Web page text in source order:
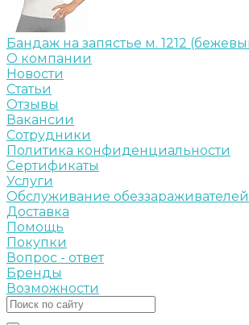
Бандаж на запястье м. 1212
О компании
Новости
Статьи
Отзывы
Вакансии
Сотрудники
Политика конфиденциальности
Сертификаты
Услуги
Обслуживание обеззараживателей
Доставка
Помощь
Покупки
Вопрос - ответ
Бренды
Возможности